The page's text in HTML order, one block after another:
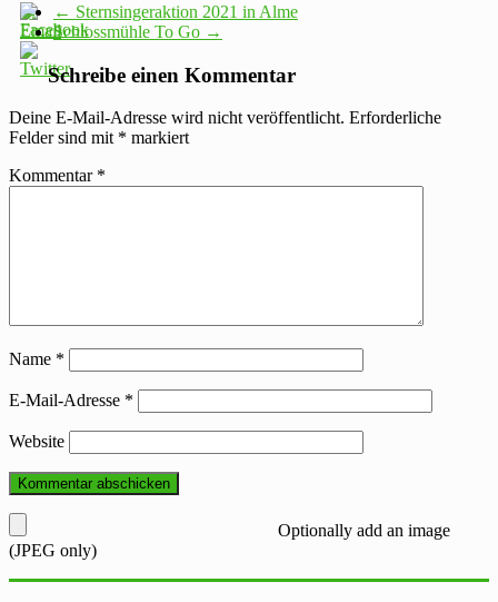
← Sternsingeraktion 2021 in Alme
Schlossmühle To Go →
Schreibe einen Kommentar
Deine E-Mail-Adresse wird nicht veröffentlicht. Erforderliche
Felder sind mit * markiert
Kommentar *
Name *
E-Mail-Adresse *
Website
Optionally add an image
(JPEG only)